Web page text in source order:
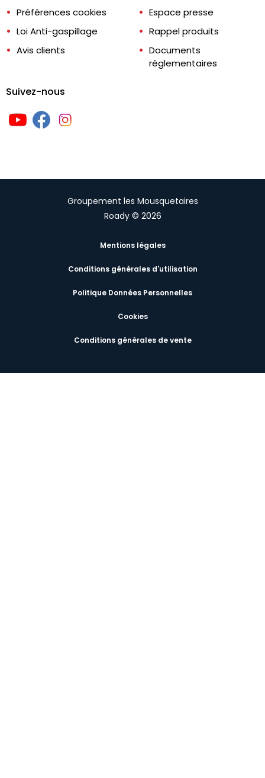
Préférences cookies
Loi Anti-gaspillage
Avis clients
Espace presse
Rappel produits
Documents
réglementaires
Suivez-nous
Groupement les Mousquetaires
Roady © 2026
Mentions légales
Conditions générales d'utilisation
Politique Données Personnelles
Cookies
Conditions générales de vente